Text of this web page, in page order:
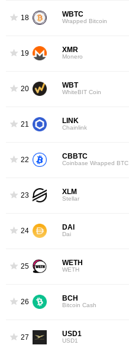
18 WBTC
Wrapped Bitcoin
19 XMR
Monero
20 WBT
WhiteBIT Coin
21 LINK
Chainlink
22 CBBTC
Coinbase Wrapped BTC
23 XLM
Stellar
24 DAI
Dai
25 WETH
WETH
26 BCH
Bitcoin Cash
27 USD1
USD1